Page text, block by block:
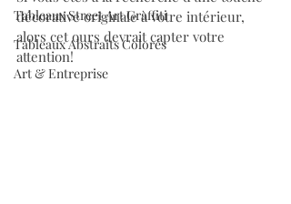
Tableaux Street Art Graffiti
Tableaux Abstraits Colorés
Art & Entreprise
décorative originale à votre intérieur,
alors cet ours devrait capter votre
attention!